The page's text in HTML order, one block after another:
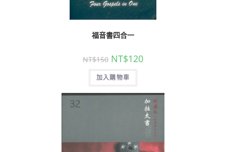
福音書四合一
NT$150 NT$120
加入購物車